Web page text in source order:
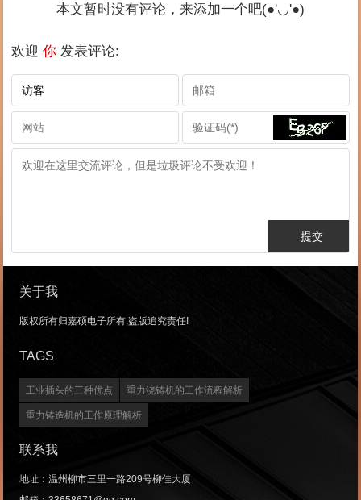
本文暂时没有评论，来添加一个吧(●'◡'●)
欢迎 你 发表评论:
关于我
版权所有归嘉硕电子所有,盗版追究责任!
TAGS
工业插头的三种优点 重力浇铸机的工作流程解析
重力铸造机的工作原理解析
联系我
地址：温州柳市三里一路209号柳佳大厦